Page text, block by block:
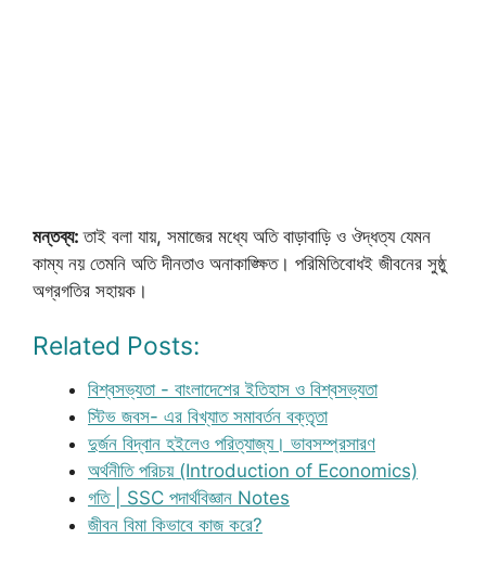
মন্তব্য:তাই বলা যায়, সমাজের মধ্যে অতি বাড়াবাড়ি ও ঔদ্ধত্য যেমন
কাম্য নয় তেমনি অতি দীনতাও অনাকাঙ্ক্ষিত। পরিমিতিবোধই জীবনের সুষ্ঠু
অগ্রগতির সহায়ক।
Related Posts:
বিশ্বসভ্যতা - বাংলাদেশের ইতিহাস ও বিশ্বসভ্যতা
স্টিভ জবস- এর বিখ্যাত সমাবর্তন বক্তৃতা
দুর্জন বিদ্বান হইলেও পরিত্যাজ্য। ভাবসম্প্রসারণ
অর্থনীতি পরিচয় (Introduction of Economics)
গতি | SSC পদার্থবিজ্ঞান Notes
জীবন বিমা কিভাবে কাজ করে?